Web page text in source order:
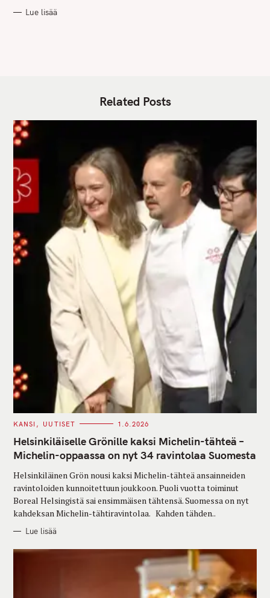
I
Lue lisää
Related Posts
C
T
E
G
O
I
E
S
KANSI UUTISET 1.6.2026
Helsinkiläiselle Grönille kaksi Michelin-tähteä –
Michelin-oppaassa on nyt 34 ravintolaa Suomesta
Helsinkiläinen Grön nousi kaksi Michelin-tähteä ansainneiden
ravintoloiden kunnoitettuun joukkoon. Puoli vuotta toiminut
Boreal Helsingistä sai ensimmäisen tähtensä. Suomessa on nyt
kahdeksan Michelin-tähtiravintolaa. Kahden tähden..
Lue lisää